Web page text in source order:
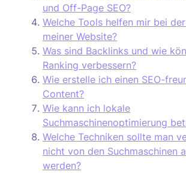
und Off-Page SEO?
Welche Tools helfen mir bei
meiner Website?
Was sind Backlinks und wie
Ranking verbessern?
Wie erstelle ich einen SEO-
Content?
Wie kann ich lokale
Suchmaschinenoptimierung
Welche Techniken sollte man
nicht von den Suchmaschinen
werden?